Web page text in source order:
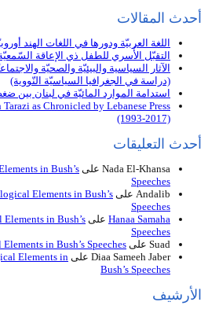
أحدث المقالات
اللغة العربيّة ودورها في اللغات الهند
التقبّل الأُسري للطفل ذي الإعاقة
الآثار السياسية والبيئيّة والصحيّة
(دراسة في الجغرافيا السياسيّة النّووية)
استدامة الموارد المائيّة في لبنان بين
as Chronicled by Lebanese Press
(1993-2017)
أحدث التعليقات
Nada El-Khansa على in Bush’s
Speeches
Andalib على Elements in Bush’s
Speeches
Hanaa Samaha على in Bush’s
Speeches
Suad على in Bush’s Speeches
Diaa Sameeh Jaber على Elements in
Bush’s Speeches
الأرشيف